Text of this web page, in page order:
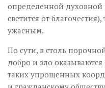
определенной
светится от
ужасным.
По сути, в столь
добро и зло
таких упрощенных